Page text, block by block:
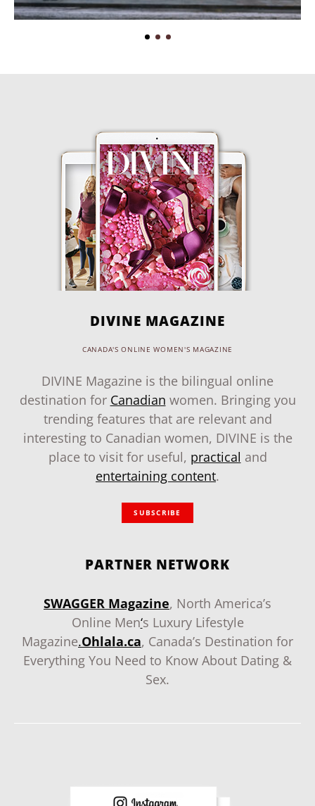
DIVINE MAGAZINE
CANADA'S ONLINE WOMEN'S MAGAZINE
DIVINE Magazine is the bilingual online
destination for Canadian women. Bringing you
trending features that are relevant and
interesting to Canadian women, DIVINE is the
place to visit for useful, practical and
entertaining content.
SUBSCRIBE
PARTNER NETWORK
SWAGGER Magazine, North America’s
Online Men‘s Luxury Lifestyle
Magazine.Ohlala.ca, Canada’s Destination for
Everything You Need to Know About Dating &
Sex.